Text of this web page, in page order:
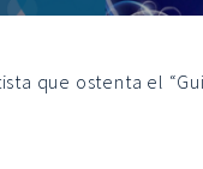
que ostenta el